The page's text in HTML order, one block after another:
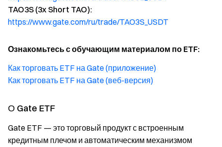
TAO3S (3x Short TAO):
https://www.gate.com/ru/trade/TAO3S_USDT
Ознакомьтесь с обучающим материалом по ETF:
Как торговать ETF на Gate (приложение)
Как торговать ETF на Gate (веб-версия)
О Gate ETF
Gate ETF — это торговый продукт с встроенным
кредитным плечом и автоматическим механизмом